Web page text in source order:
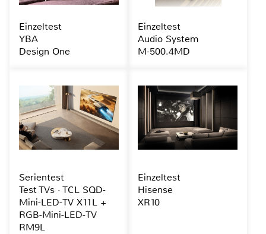
Einzeltest
YBA
Design One
Einzeltest
Audio System
M-500.4MD
Serientest
Test TVs · TCL SQD-
Mini-LED-TV X11L +
RGB-Mini-LED-TV
RM9L
Einzeltest
Hisense
XR10